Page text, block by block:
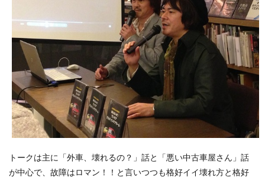
トークは主に「外車、壊れるの？」話と「悪い中古車屋さん」話
が中心で、故障はロマン！！と言いつつも格好イイ壊れ方と格好